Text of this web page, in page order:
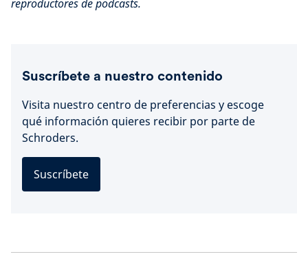
reproductores de podcasts.
Suscríbete a nuestro contenido
Visita nuestro centro de preferencias y escoge
qué información quieres recibir por parte de
Schroders.
Suscríbete